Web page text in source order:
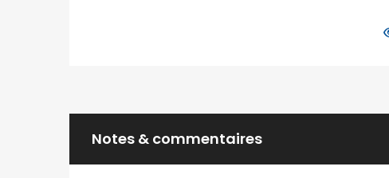
Notes & commentaires